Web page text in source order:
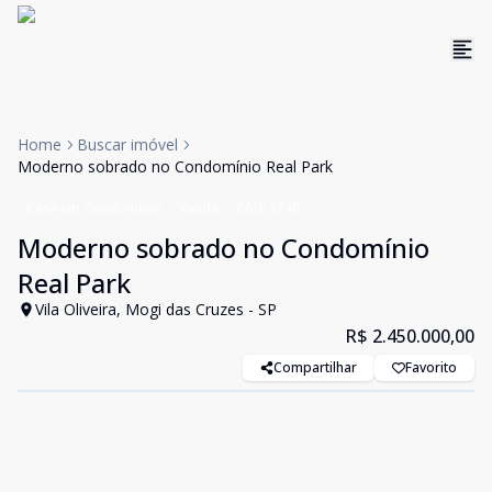
Home
Buscar imóvel
Moderno sobrado no Condomínio Real Park
Moderno sobrado no Condomínio
Real Park
Vila Oliveira, Mogi das Cruzes - SP
R$ 2.450.000,00
Compartilhar Favorito